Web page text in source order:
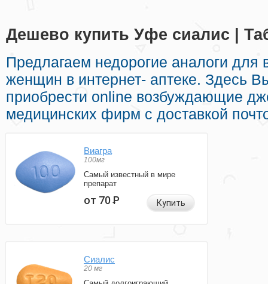
Дешево купить Уфе сиалис |
Предлагаем недорогие аналоги для
женщин в интернет- аптеке. Здесь
приобрести online возбуждающие
медицинских фирм с доставкой
Виагра
100мг
Самый известный в мире
препарат
от 70Р Купить
Сиалис
20 мг